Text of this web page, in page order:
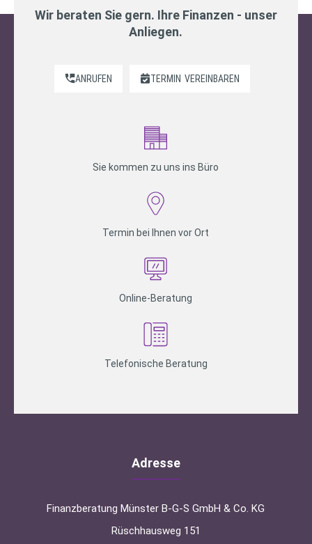
Wir beraten Sie gern. Ihre Finanzen - unser
Anliegen.
ANRUFEN TERMIN VEREINBAREN
Sie kommen zu uns ins Büro
Termin bei Ihnen vor Ort
Online-Beratung
Telefonische Beratung
Adresse
Finanzberatung Münster B-G-S GmbH & Co. KG
Rüschhausweg 151